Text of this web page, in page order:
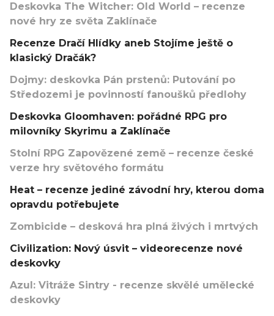
Deskovka The Witcher: Old World – recenze
nové hry ze světa Zaklínače
Recenze Dračí Hlídky aneb Stojíme ještě o
klasický Dračák?
Dojmy: deskovka Pán prstenů: Putování po
Středozemi je povinností fanoušků předlohy
Deskovka Gloomhaven: pořádné RPG pro
milovníky Skyrimu a Zaklínače
Stolní RPG Zapovězené země – recenze české
verze hry světového formátu
Heat – recenze jediné závodní hry, kterou doma
opravdu potřebujete
Zombicide – desková hra plná živých i mrtvých
Civilization: Nový úsvit – videorecenze nové
deskovky
Azul: Vitráže Sintry - recenze skvělé umělecké
deskovky